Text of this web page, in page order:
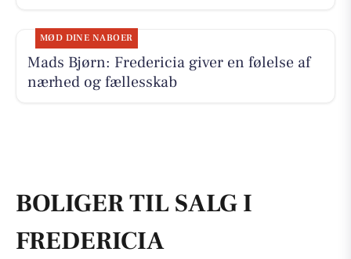
MØD DINE NABOER
Mads Bjørn: Fredericia giver en følelse af
nærhed og fællesskab
BOLIGER TIL SALG I
FREDERICIA